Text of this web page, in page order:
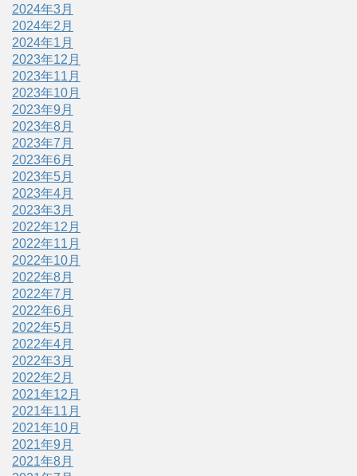
2024年3月
2024年2月
2024年1月
2023年12月
2023年11月
2023年10月
2023年9月
2023年8月
2023年7月
2023年6月
2023年5月
2023年4月
2023年3月
2022年12月
2022年11月
2022年10月
2022年8月
2022年7月
2022年6月
2022年5月
2022年4月
2022年3月
2022年2月
2021年12月
2021年11月
2021年10月
2021年9月
2021年8月